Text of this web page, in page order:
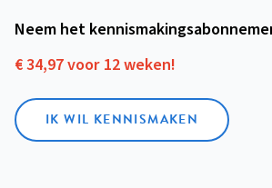
Neem het
€ 34,97 voor 12 weken!
IK WIL KENNISMAKEN